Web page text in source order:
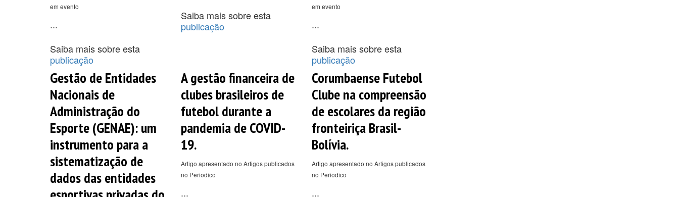
em evento
...
Saiba mais sobre esta
publicação
Saiba mais sobre esta
publicação
em evento
...
Saiba mais sobre esta
publicação
Gestão de Entidades
Nacionais de
Administração do
Esporte (GENAE): um
instrumento para a
sistematização de
dados das entidades
A gestão financeira de
clubes brasileiros de
futebol durante a
pandemia de COVID-
19.
Artigo apresentado no Artigos publicados
no Periodico
...
Corumbaense Futebol
Clube na compreensão
de escolares da região
fronteiriça Brasil-
Bolívia.
Artigo apresentado no Artigos publicados
no Periodico
...